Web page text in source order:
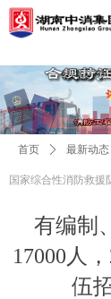
有编制
17000人
伍
首页 ꄲ 最新动态
国家综合性消防救援